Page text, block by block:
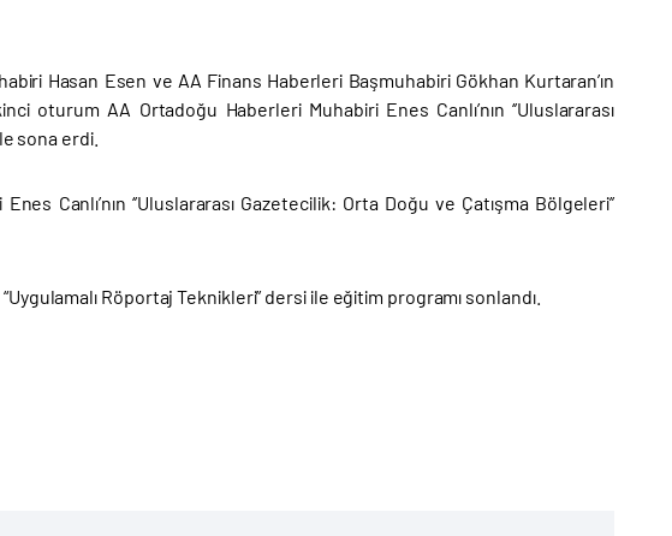
Hasan Esen ve AA Finans Haberleri Başmuhabiri Gökhan Kurtaran’ın
AA Ortadoğu Haberleri Muhabiri Enes Canlı’nın ‘’Uluslararası
sona erdi.
Canlı’nın ‘’Uluslararası Gazetecilik: Orta Doğu ve Çatışma Bölgeleri’’
Röportaj Teknikleri” dersi ile eğitim programı sonlandı.